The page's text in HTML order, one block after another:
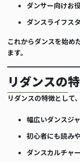
ダンサー向けお
ダンスライフス
これからダンスを始め
ます。
リダンスの
リダンスの特徴として、
幅広いダンスジ
初心者にも読み
ダンスカルチャ